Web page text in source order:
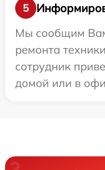
5
Мы сообщим
ремонта
сотрудник
домой или в